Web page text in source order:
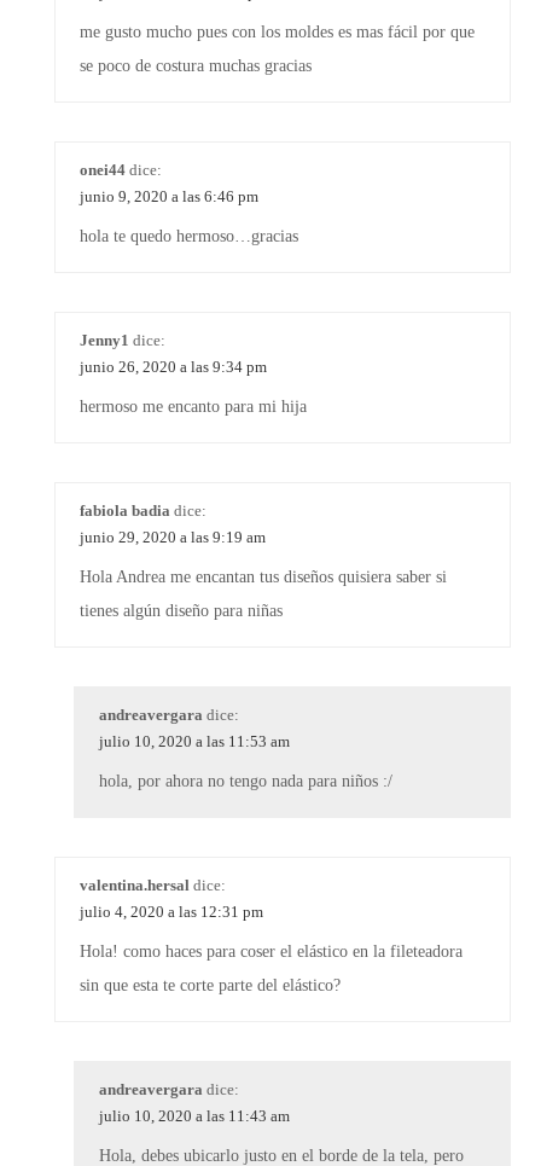
me gusto mucho pues con los moldes es mas fácil por que
se poco de costura muchas gracias
onei44 dice:
junio 9, 2020 a las 6:46 pm
hola te quedo hermoso…gracias
Jenny1 dice:
junio 26, 2020 a las 9:34 pm
hermoso me encanto para mi hija
fabiola badia dice:
junio 29, 2020 a las 9:19 am
Hola Andrea me encantan tus diseños quisiera saber si
tienes algún diseño para niñas
andreavergara dice:
julio 10, 2020 a las 11:53 am
hola, por ahora no tengo nada para niños :/
valentina.hersal dice:
julio 4, 2020 a las 12:31 pm
Hola! como haces para coser el elástico en la fileteadora
sin que esta te corte parte del elástico?
andreavergara dice:
julio 10, 2020 a las 11:43 am
Hola, debes ubicarlo justo en el borde de la tela, pero